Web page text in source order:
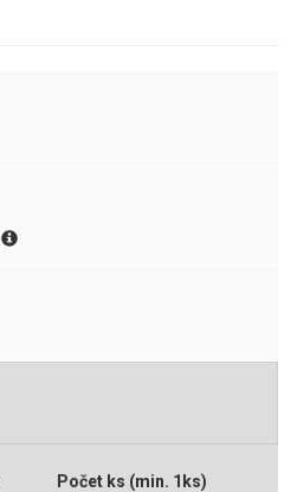
Počet ks (min. 1ks)